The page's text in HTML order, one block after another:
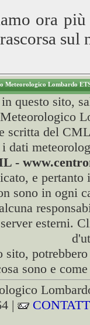
ora più
Meteorologico Lombardo
questo sito,
scritta del
dati
-
e
sono in ogni
esterni.
sito,
sono e
|